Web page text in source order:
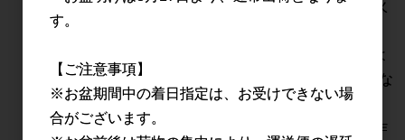
●熱いものには触れないでください。火
●刃物や尖ったものなどで傷つけないよ
うにご注意ください。やぶれの原因にな
ります。
●感電の恐れがあるので、電気を扱う作
す。
【ご注意事項】
※お盆期間中の着日指定は、お受けできない場
合がございます。